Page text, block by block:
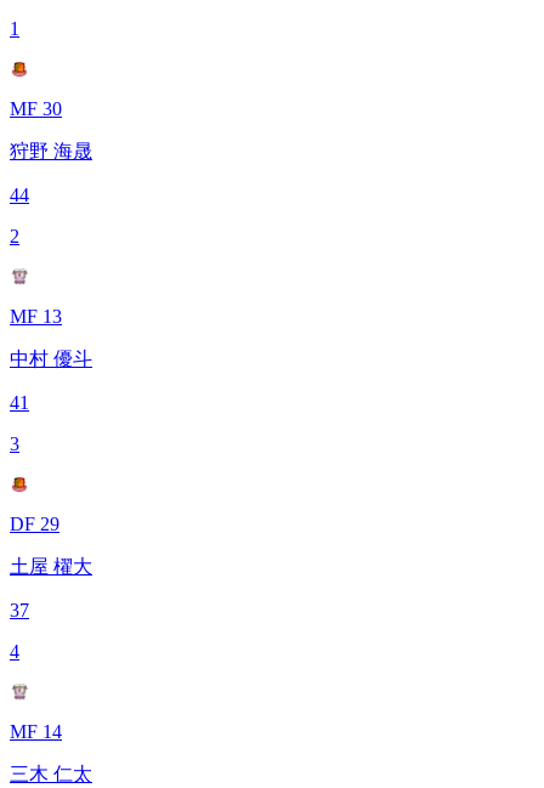
1
MF 30
狩野 海晟
44
2
MF 13
中村 優斗
41
3
DF 29
土屋 櫂大
37
4
MF 14
三木 仁太